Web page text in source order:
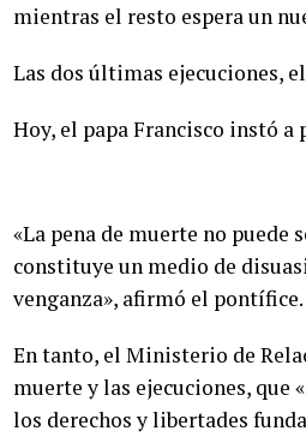
mientras el resto espera un
Las dos últimas ejecuciones,
Hoy, el papa Francisco instó
«La pena de muerte no puede
constituye un medio de
venganza», afirmó el pontífice.
En tanto, el Ministerio de
muerte y las ejecuciones, que
los derechos y libertades